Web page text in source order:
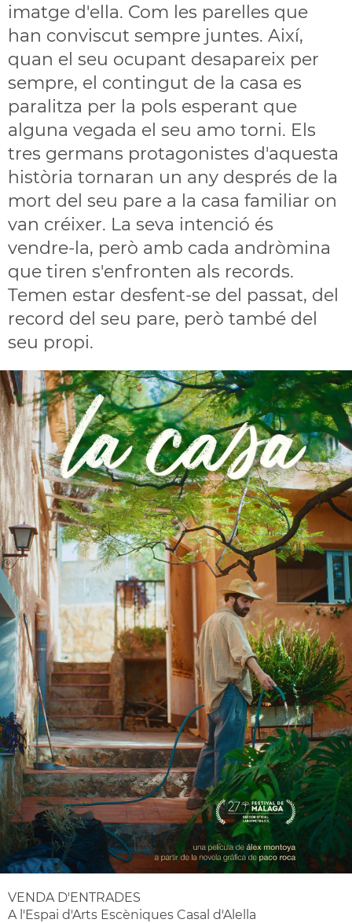
imatge d'ella. Com les parelles que
han conviscut sempre juntes. Així,
quan el seu ocupant desapareix per
sempre, el contingut de la casa es
paralitza per la pols esperant que
alguna vegada el seu amo torni. Els
tres germans protagonistes d'aquesta
història tornaran un any després de la
mort del seu pare a la casa familiar on
van créixer. La seva intenció és
vendre-la, però amb cada andròmina
que tiren s'enfronten als records.
Temen estar desfent-se del passat, del
record del seu pare, però també del
seu propi.
VENDA D'ENTRADES
A l'Espai d'Arts Escèniques Casal d'Alella